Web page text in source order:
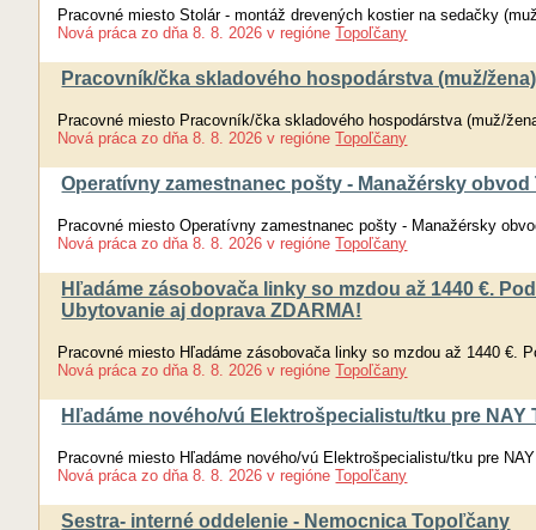
Pracovné miesto Stolár - montáž drevených kostier na sedačky
Nová práca zo dňa 8. 8. 2026 v regióne Topoľčany
Pracovník/čka skladového hospodárstva (muž/žena)
Pracovné miesto Pracovník/čka skladového hospodárstva (muž/
Nová práca zo dňa 8. 8. 2026 v regióne Topoľčany
Operatívny zamestnanec pošty - Manažérsky
Pracovné miesto Operatívny zamestnanec pošty - Manažérsky
Nová práca zo dňa 8. 8. 2026 v regióne Topoľčany
Hľadáme zásobovača linky so mzdou až 1440 €.
Ubytovanie aj doprava ZDARMA!
Pracovné miesto Hľadáme zásobovača linky so mzdou až 1440 €.
Nová práca zo dňa 8. 8. 2026 v regióne Topoľčany
Hľadáme nového/vú Elektrošpecialistu/tku pre NAY
Pracovné miesto Hľadáme nového/vú Elektrošpecialistu/tku pre
Nová práca zo dňa 8. 8. 2026 v regióne Topoľčany
Sestra- interné oddelenie - Nemocnica Topoľčany